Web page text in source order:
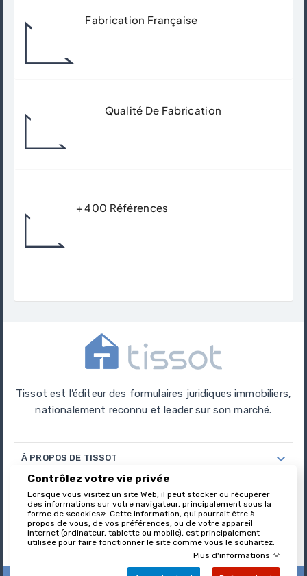
Fabrication Française
Qualité De Fabrication
+ 400 Références
Tissot est l’éditeur des formulaires juridiques immobiliers,
nationalement reconnu et leader sur son marché.
À PROPOS DE TISSOT 
VOTRE COMPTE
INFORMATIONS
Contrôlez votre vie privée
Lorsque vous visitez un site Web, il peut stocker ou récupérer
des informations sur votre navigateur, principalement sous la
forme de «cookies». Cette information, qui pourrait être à
propos de vous, de vos préférences, ou de votre appareil
internet (ordinateur, tablette ou mobile), est principalement
utilisée pour faire fonctionner le site comme vous le souhaitez.
Plus d'informations